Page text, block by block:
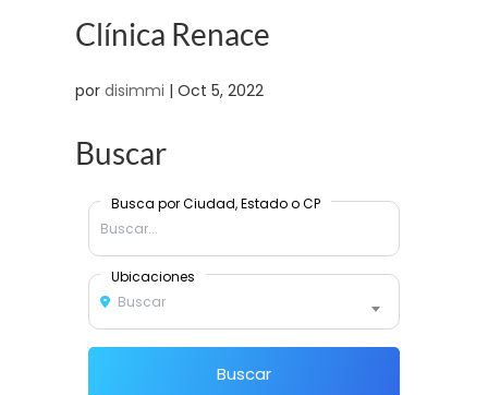
Clínica Renace
por disimmi | Oct 5, 2022
Buscar
Busca por Ciudad, Estado o CP
Ubicaciones
Buscar
Buscar